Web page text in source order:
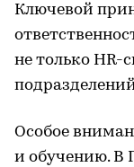
Ключевой
не только HR-
Особое
и обучению. В